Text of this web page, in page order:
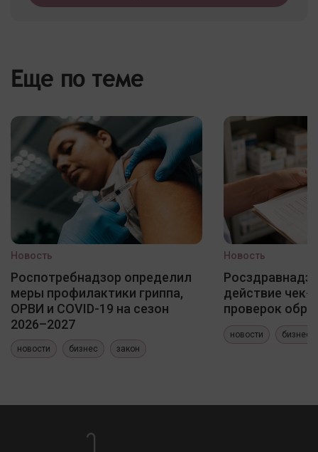
Еще по теме
Новость
Роспотребнадзор определил
меры профилактики гриппа,
ОРВИ и COVID-19 на сезон
2026–2027
новости бизнес закон
Новость
действие чек-
проверок
новости бизнес